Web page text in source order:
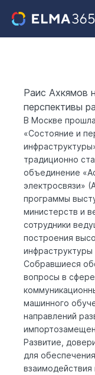
Раис Ахкямов
перспективы
В Москве
«Состояние и
традиционно
объединение
электросвязи»
программы
министерств и
сотрудники
построения
инфраструктуры
Собравшиеся
вопросы в
машинного
направлений
Развитие,
для